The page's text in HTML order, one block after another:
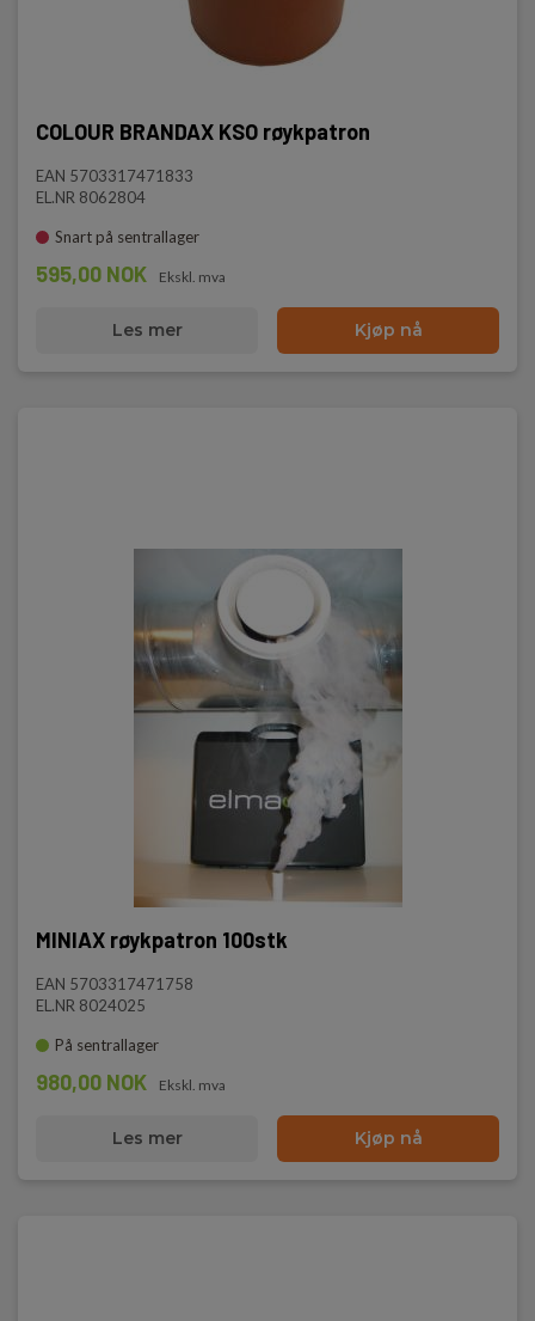
COLOUR BRANDAX KSO røykpatron
EAN 5703317471833
EL.NR 8062804
Snart på sentrallager
595,00 NOK Ekskl. mva
Les mer Kjøp nå
MINIAX røykpatron 100stk
EAN 5703317471758
EL.NR 8024025
På sentrallager
980,00 NOK Ekskl. mva
Les mer Kjøp nå